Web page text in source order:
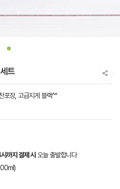
트
포장, 고급지게 블랙^^
까지 결제 시 오늘 출발합니다